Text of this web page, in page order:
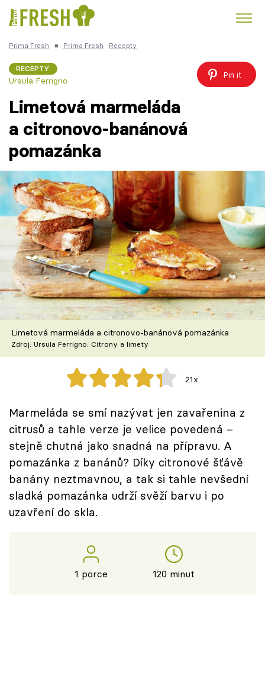
Česká kuchyně
Témata
Recepty
Články
TV Program
Škola vaření
Recepty z TV
Speciál: Cuketa
Těhotnej kuchař
Přihlášení
Sledujte nás
Prima Fresh ■ Prima Fresh Recepty
RECEPTY
Ursula Ferrigno
Pin it
Limetová marmeláda
a citronovo-banánová
pomazánka
Limetová marmeláda a citronovo-banánová pomazánka
Zdroj: Ursula Ferrigno: Citrony a limety
21x
Marmeláda se smí nazývat jen zavařenina z
citrusů a tahle verze je velice povedená –
stejně chutná jako snadná na přípravu. A
pomazánka z banánů? Díky citronové šťávě
banány neztmavnou, a tak si tahle nevšední
sladká pomazánka udrží svěží barvu i po
uzavření do skla.
1 porce 120 minut